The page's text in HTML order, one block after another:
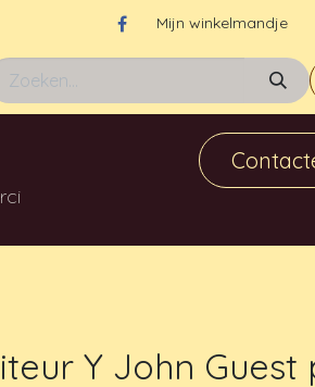
Mijn winkelmandje
Y John Guest